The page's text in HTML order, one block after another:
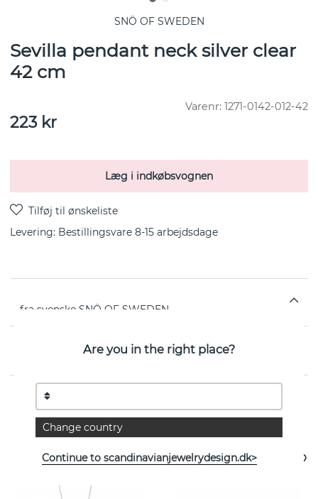
SNÖ OF SWEDEN
Sevilla pendant neck silver clear
42 cm
Varenr: 1271-0142-012-42
223kr
Læg i indkøbsvognen
Levering: Bestillingsvare 8-15 arbejdsdage
fra svenske SNÖ OF SWEDEN
EGENSKABER
Se flere varer
- 35%
Are you in the right place?
Change country
Continue to scandinavianjewelrydesign.dk>